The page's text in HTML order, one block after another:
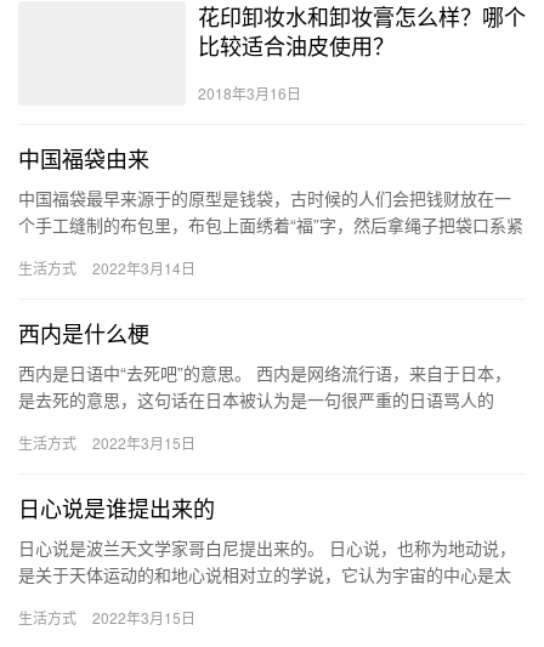
花印卸妆水和卸妆膏怎么样？哪个
比较适合油皮使用？
2018年3月16日
中国福袋由来
中国福袋最早来源于的原型是钱袋，古时候的人们会把钱财放在一
个手工缝制的布包里，布包上面绣着“福”字，然后拿绳子把袋口系紧
为…
生活方式 2022年3月14日
西内是什么梗
西内是日语中“去死吧”的意思。 西内是网络流行语，来自于日本，
是去死的意思，这句话在日本被认为是一句很严重的日语骂人的
句话…
生活方式 2022年3月15日
日心说是谁提出来的
日心说是波兰天文学家哥白尼提出来的。 日心说，也称为地动说，
是关于天体运动的和地心说相对立的学说，它认为宇宙的中心是太
教为…
生活方式 2022年3月15日